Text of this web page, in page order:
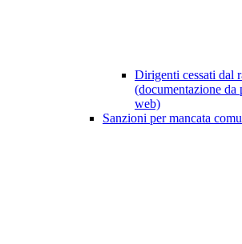
Dirigenti cessati dal
(documentazione da
web)
Sanzioni per mancata